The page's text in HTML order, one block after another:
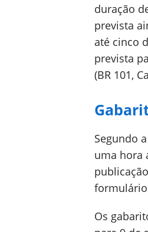
duração
prevista
até cinco
prevista
(BR 101,
Segundo a
uma hora
Os